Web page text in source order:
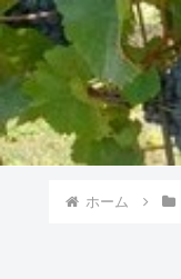
ホーム